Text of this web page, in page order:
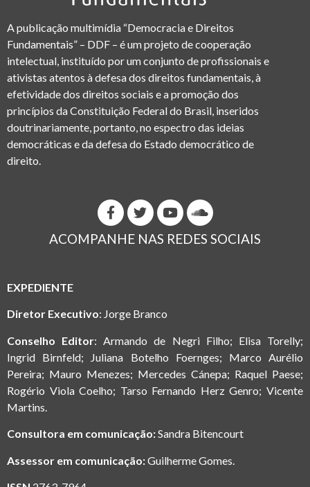
A publicação multimídia “Democracia e Direitos
Fundamentais” – DDF – é um projeto de cooperação
intelectual, instituído por um conjunto de profissionais e
ativistas atentos à defesa dos direitos fundamentais, à
efetividade dos direitos sociais e a promoção dos
princípios da Constituição Federal do Brasil, inseridos
doutrinariamente, portanto, no espectro das ideias
democráticas e da defesa do Estado democrático de
direito.
ACOMPANHE NAS REDES SOCIAIS
EXPEDIENTE
Diretor Executivo: Jorge Branco
Conselho Editor: Armando de Negri Filho; Elisa Torelly;
Ingrid Birnfeld; Juliana Botelho Foernges; Marco Aurélio
Pereira; Mauro Menezes; Mercedes Cánepa; Raquel Paese;
Rogério Viola Coelho; Tarso Fernando Herz Genro; Vicente
Martins.
Consultora em comunicação:Sandra Bitencourt
Assessor em comunicação:Guilherme Gomes.